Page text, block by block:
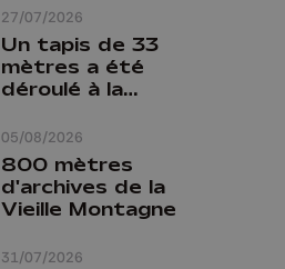
27/07/2026
province de Liège :
"Un citoyen qui
n'est formé ne
peut pas nous
aider"
05/08/2026
Un tapis de 33
mètres a été
déroulé à la
Liège
31/07/2026
800 mètres
d'archives de la
Vieille Montagne